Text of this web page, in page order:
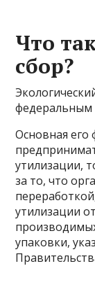
Что
сбор?
федеральным
Основная его
утилизации,
за то, что
утилизации
упаковки,